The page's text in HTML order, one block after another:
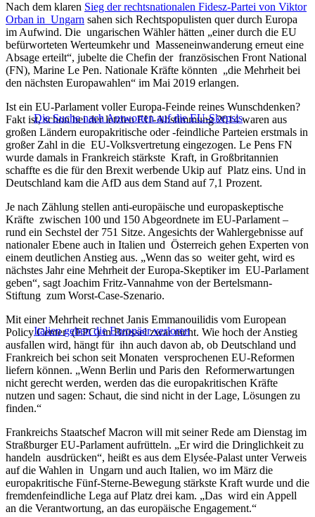
Nach dem klaren Sieg der rechtsnationalen Fidesz-Partei von Viktor
Orban in Ungarn sahen sich Rechtspopulisten quer durch Europa
im Aufwind. Die ungarischen Wähler hätten „einer durch die EU
befürworteten Werteumkehr und Masseneinwanderung erneut eine
Absage erteilt“, jubelte die Chefin der französischen Front National
(FN), Marine Le Pen. Nationale Kräfte könnten „die Mehrheit bei
den nächsten Europawahlen“ im Mai 2019 erlangen.
Die Suche nach Antworten auf die EU-Skepsis
Ist ein EU-Parlament voller Europa-Feinde reines Wunschdenken?
Fakt ist, schon bei der letzten EU-Abstimmung 2014 waren aus
großen Ländern europakritische oder -feindliche Parteien erstmals in
großer Zahl in die EU-Volksvertretung eingezogen. Le Pens FN
wurde damals in Frankreich stärkste Kraft, in Großbritannien
schaffte es die für den Brexit werbende Ukip auf Platz eins. Und in
Deutschland kam die AfD aus dem Stand auf 7,1 Prozent.
Je nach Zählung stellen anti-europäische und europaskeptische
Kräfte zwischen 100 und 150 Abgeordnete im EU-Parlament –
rund ein Sechstel der 751 Sitze. Angesichts der Wahlergebnisse auf
nationaler Ebene auch in Italien und Österreich gehen Experten von
einem deutlichen Anstieg aus. „Wenn das so weiter geht, wird es
nächstes Jahr eine Mehrheit der Europa-Skeptiker im EU-Parlament
geben“, sagt Joachim Fritz-Vannahme von der Bertelsmann-
Stiftung zum Worst-Case-Szenario.
Italien gehen die Europäer verloren
Mit einer Mehrheit rechnet Janis Emmanouilidis vom European
Policy Center (EPC) in Brüssel zwar nicht. Wie hoch der Anstieg
ausfallen wird, hängt für ihn auch davon ab, ob Deutschland und
Frankreich bei schon seit Monaten versprochenen EU-Reformen
liefern können. „Wenn Berlin und Paris den Reformerwartungen
nicht gerecht werden, werden das die europakritischen Kräfte
nutzen und sagen: Schaut, die sind nicht in der Lage, Lösungen zu
finden.“
Frankreichs Staatschef Macron will mit seiner Rede am Dienstag im
Straßburger EU-Parlament aufrütteln. „Er wird die Dringlichkeit zu
handeln ausdrücken“, heißt es aus dem Elysée-Palast unter Verweis
auf die Wahlen in Ungarn und auch Italien, wo im März die
europakritische Fünf-Sterne-Bewegung stärkste Kraft wurde und die
fremdenfeindliche Lega auf Platz drei kam. „Das wird ein Appell
an die Verantwortung, an das europäische Engagement.“